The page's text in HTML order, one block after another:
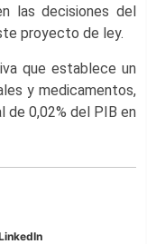
las decisiones del
proyecto de ley.
que establece un
y medicamentos,
de 0,02% del PIB en